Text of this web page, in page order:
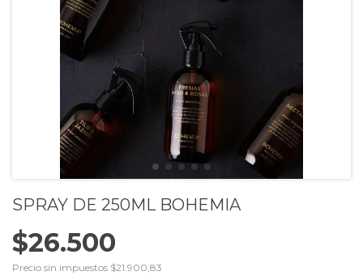
SPRAY DE 250ML BOHEMIA
$26.500
Precio sin impuestos $21.900,83